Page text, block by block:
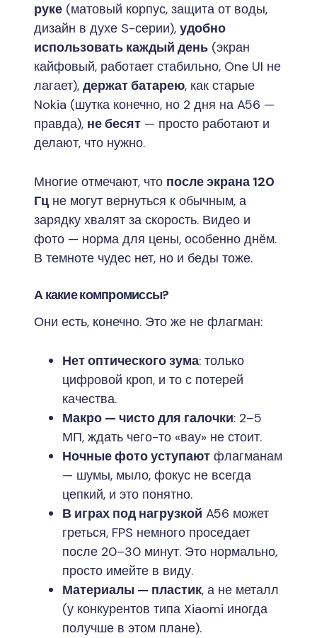
руке (матовый корпус, защита от воды,
дизайн в духе S-серии), удобно
использовать каждый день (экран
кайфовый, работает стабильно, One UI не
лагает), держат батарею, как старые
Nokia (шутка конечно, но 2 дня на A56 —
правда), не бесят — просто работают и
делают, что нужно.
Многие отмечают, что после экрана 120
Гц не могут вернуться к обычным, а
зарядку хвалят за скорость. Видео и
фото — норма для цены, особенно днём.
В темноте чудес нет, но и беды тоже.
А какие компромиссы?
Они есть, конечно. Это же не флагман:
Нет оптического зума: только
цифровой кроп, и то с потерей
качества.
Макро — чисто для галочки: 2–5
МП, ждать чего-то «вау» не стоит.
Ночные фото уступают флагманам
— шумы, мыло, фокус не всегда
цепкий, и это понятно.
В играх под нагрузкой A56 может
греться, FPS немного проседает
после 20–30 минут. Это нормально,
просто имейте в виду.
Материалы — пластик, а не металл
(у конкурентов типа Xiaomi иногда
получше в этом плане).